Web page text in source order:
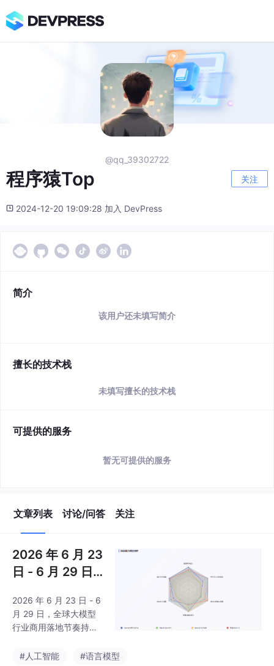
@qq_39302722
程序猿Top 关注
2024-12-20 19:09:28 加入 DevPress
简介
该用户还未填写简介
擅长的技术栈
未填写擅长的技术栈
可提供的服务
暂无可提供的服务
文章列表 讨论/问答 关注
2026 年 6 月 23
日 - 6 月 29 日
版本迭代与功能
变动深度分析报
2026 年 6 月 23 日 - 6
月 29 日，全球大模型
行业商用落地节奏持续
数内卷，转向算力成本
#人工智能 #语言模型